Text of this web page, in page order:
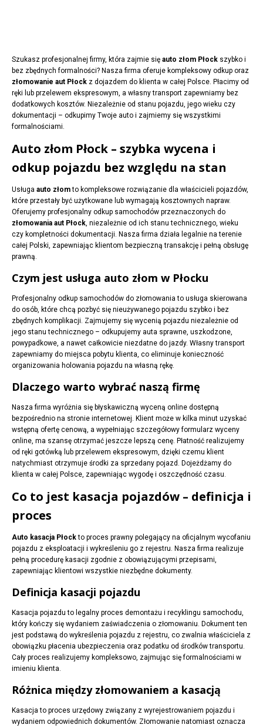
Szukasz profesjonalnej firmy, która zajmie się auto złom Płock szybko i
bez zbędnych formalności? Nasza firma oferuje kompleksowy odkup oraz
złomowanie aut Płock z dojazdem do klienta w całej Polsce. Płacimy od
ręki lub przelewem ekspresowym, a własny transport zapewniamy bez
dodatkowych kosztów. Niezależnie od stanu pojazdu, jego wieku czy
dokumentacji – odkupimy Twoje auto i zajmiemy się wszystkimi
formalnościami.
Auto złom Płock – szybka wycena i
odkup pojazdu bez względu na stan
Usługa auto złomto kompleksowe rozwiązanie dla właścicieli pojazdów,
które przestały być użytkowane lub wymagają kosztownych napraw.
Oferujemy profesjonalny odkup samochodów przeznaczonych do
złomowania aut Płock, niezależnie od ich stanu technicznego, wieku
czy kompletności dokumentacji. Nasza firma działa legalnie na terenie
całej Polski, zapewniając klientom bezpieczną transakcję i pełną obsługę
prawną.
Czym jest usługa auto złom w Płocku
Profesjonalny odkup samochodów do złomowania to usługa skierowana
do osób, które chcą pozbyć się nieużywanego pojazdu szybko i bez
zbędnych komplikacji. Zajmujemy się wycenią pojazdu niezależnie od
jego stanu technicznego – odkupujemy auta sprawne, uszkodzone,
powypadkowe, a nawet całkowicie niezdatne do jazdy. Własny transport
zapewniamy do miejsca pobytu klienta, co eliminuje konieczność
organizowania holowania pojazdu na własną rękę.
Dlaczego warto wybrać naszą firmę
Nasza firma wyróżnia się błyskawiczną wyceną online dostępną
bezpośrednio na stronie internetowej. Klient może w kilka minut uzyskać
wstępną ofertę cenową, a wypełniając szczegółowy formularz wyceny
online, ma szansę otrzymać jeszcze lepszą cenę. Płatność realizujemy
od ręki gotówką lub przelewem ekspresowym, dzięki czemu klient
natychmiast otrzymuje środki za sprzedany pojazd. Dojeżdżamy do
klienta w całej Polsce, zapewniając wygodę i oszczędność czasu.
Co to jest kasacja pojazdów – definicja i
proces
Auto kasacja Płockto proces prawny polegający na oficjalnym wycofaniu
pojazdu z eksploatacji i wykreśleniu go z rejestru. Nasza firma realizuje
pełną procedurę kasacji zgodnie z obowiązującymi przepisami,
zapewniając klientowi wszystkie niezbędne dokumenty.
Definicja kasacji pojazdu
Kasacja pojazdu to legalny proces demontażu i recyklingu samochodu,
który kończy się wydaniem zaświadczenia o złomowaniu. Dokument ten
jest podstawą do wykreślenia pojazdu z rejestru, co zwalnia właściciela z
obowiązku płacenia ubezpieczenia oraz podatku od środków transportu.
Cały proces realizujemy kompleksowo, zajmując się formalnościami w
imieniu klienta.
Różnica między złomowaniem a kasacją
Kasacja to proces urzędowy związany z wyrejestrowaniem pojazdu i
wydaniem odpowiednich dokumentów. Złomowanie natomiast oznacza